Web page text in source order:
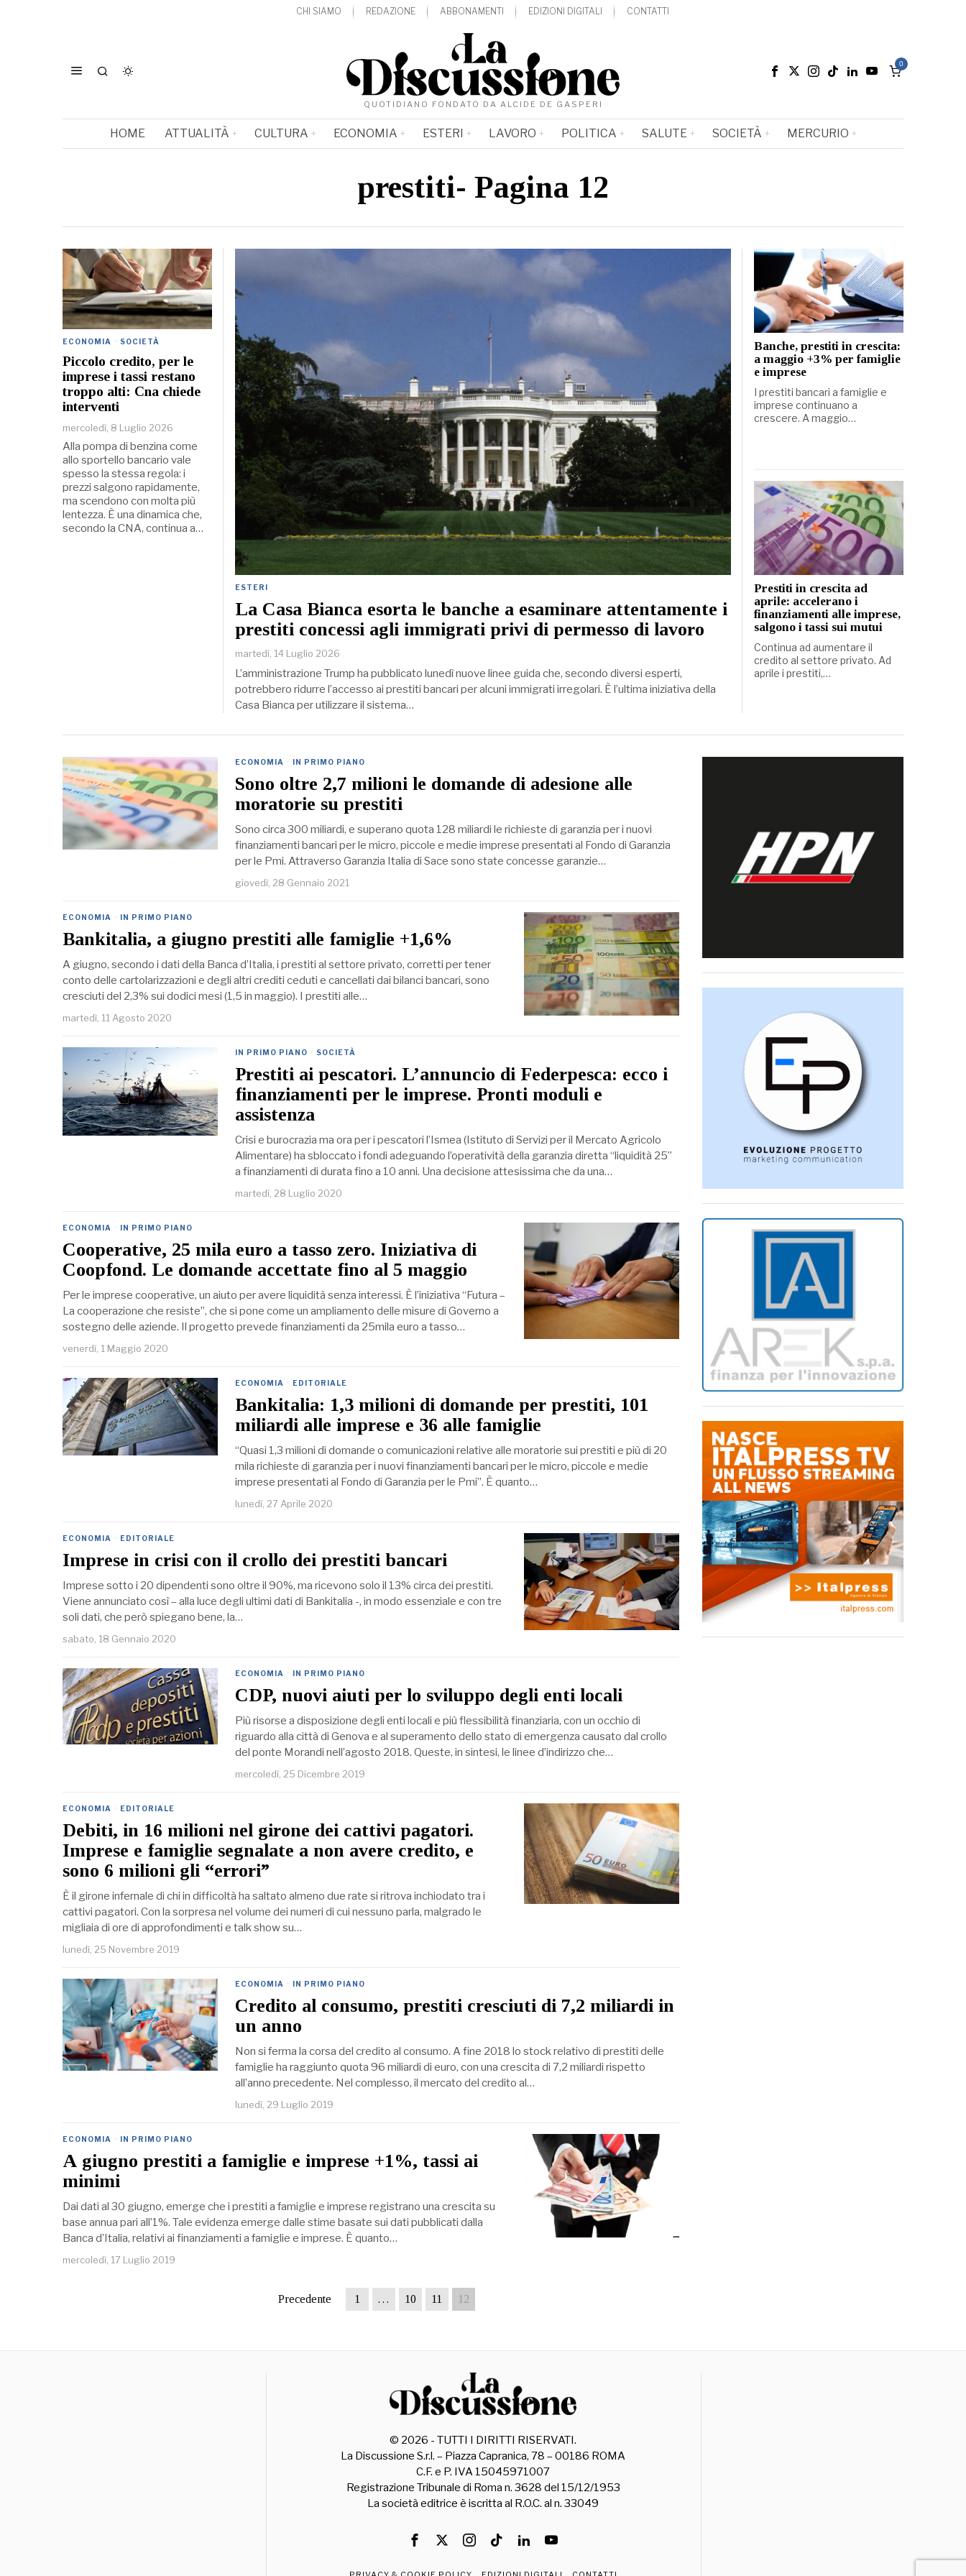
CHI SIAMO REDAZIONE ABBONAMENTI EDIZIONI DIGITALI CONTATTI
QUOTIDIANO FONDATO DA ALCIDE DE GASPERI
0
HOME ATTUALITÀ CULTURA ECONOMIA ESTERI LAVORO POLITICA SALUTE SOCIETÀ MERCURIO
prestiti- Pagina 12
ESTERI
La Casa Bianca esorta le banche a esaminare attentamente i
prestiti concessi agli immigrati privi di permesso di lavoro
martedì, 14 Luglio 2026
L’amministrazione Trump ha pubblicato lunedì nuove linee guida che, secondo diversi esperti,
potrebbero ridurre l’accesso ai prestiti bancari per alcuni immigrati irregolari. È l’ultima iniziativa della
Casa Bianca per utilizzare il sistema…
ECONOMIA · SOCIETÀ
Piccolo credito, per le
imprese i tassi restano
troppo alti: Cna chiede
interventi
mercoledì, 8 Luglio 2026
Alla pompa di benzina come
allo sportello bancario vale
spesso la stessa regola: i
prezzi salgono rapidamente,
ma scendono con molta più
lentezza. È una dinamica che,
secondo la CNA, continua a…
Banche, prestiti in crescita:
a maggio +3% per famiglie
e imprese
I prestiti bancari a famiglie e
imprese continuano a
crescere. A maggio…
Prestiti in crescita ad
aprile: accelerano i
finanziamenti alle imprese,
salgono i tassi sui mutui
Continua ad aumentare il
credito al settore privato. Ad
aprile i prestiti,…
ECONOMIA · IN PRIMO PIANO
Sono oltre 2,7 milioni le domande di adesione alle
moratorie su prestiti
Sono circa 300 miliardi, e superano quota 128 miliardi le richieste di garanzia per i nuovi
finanziamenti bancari per le micro, piccole e medie imprese presentati al Fondo di Garanzia
per le Pmi. Attraverso Garanzia Italia di Sace sono state concesse garanzie…
giovedì, 28 Gennaio 2021
ECONOMIA · IN PRIMO PIANO
Bankitalia, a giugno prestiti alle famiglie +1,6%
A giugno, secondo i dati della Banca d’Italia, i prestiti al settore privato, corretti per tener
conto delle cartolarizzazioni e degli altri crediti ceduti e cancellati dai bilanci bancari, sono
cresciuti del 2,3% sui dodici mesi (1,5 in maggio). I prestiti alle…
martedì, 11 Agosto 2020
IN PRIMO PIANO · SOCIETÀ
Prestiti ai pescatori. L’annuncio di Federpesca: ecco i
finanziamenti per le imprese. Pronti moduli e
assistenza
Crisi e burocrazia ma ora per i pescatori l’Ismea (Istituto di Servizi per il Mercato Agricolo
Alimentare) ha sbloccato i fondi adeguando l’operatività della garanzia diretta “liquidità 25”
a finanziamenti di durata fino a 10 anni. Una decisione attesissima che da una…
martedì, 28 Luglio 2020
ECONOMIA · IN PRIMO PIANO
Cooperative, 25 mila euro a tasso zero. Iniziativa di
Coopfond. Le domande accettate fino al 5 maggio
Per le imprese cooperative, un aiuto per avere liquidità senza interessi. È l’iniziativa “Futura –
La cooperazione che resiste”, che si pone come un ampliamento delle misure di Governo a
sostegno delle aziende. Il progetto prevede finanziamenti da 25mila euro a tasso…
venerdì, 1 Maggio 2020
ECONOMIA · EDITORIALE
Bankitalia: 1,3 milioni di domande per prestiti, 101
miliardi alle imprese e 36 alle famiglie
“Quasi 1,3 milioni di domande o comunicazioni relative alle moratorie sui prestiti e più di 20
mila richieste di garanzia per i nuovi finanziamenti bancari per le micro, piccole e medie
imprese presentati al Fondo di Garanzia per le Pmi”. È quanto…
lunedì, 27 Aprile 2020
ECONOMIA · EDITORIALE
Imprese in crisi con il crollo dei prestiti bancari
Imprese sotto i 20 dipendenti sono oltre il 90%, ma ricevono solo il 13% circa dei prestiti.
Viene annunciato così – alla luce degli ultimi dati di Bankitalia -, in modo essenziale e con tre
soli dati, che però spiegano bene, la…
sabato, 18 Gennaio 2020
ECONOMIA · IN PRIMO PIANO
CDP, nuovi aiuti per lo sviluppo degli enti locali
Più risorse a disposizione degli enti locali e più flessibilità finanziaria, con un occhio di
riguardo alla città di Genova e al superamento dello stato di emergenza causato dal crollo
del ponte Morandi nell’agosto 2018. Queste, in sintesi, le linee d’indirizzo che…
mercoledì, 25 Dicembre 2019
ECONOMIA · EDITORIALE
Debiti, in 16 milioni nel girone dei cattivi pagatori.
Imprese e famiglie segnalate a non avere credito, e
sono 6 milioni gli “errori”
È il girone infernale di chi in difficoltà ha saltato almeno due rate si ritrova inchiodato tra i
cattivi pagatori. Con la sorpresa nel volume dei numeri di cui nessuno parla, malgrado le
migliaia di ore di approfondimenti e talk show su…
lunedì, 25 Novembre 2019
ECONOMIA · IN PRIMO PIANO
Credito al consumo, prestiti cresciuti di 7,2 miliardi in
un anno
Non si ferma la corsa del credito al consumo. A fine 2018 lo stock relativo di prestiti delle
famiglie ha raggiunto quota 96 miliardi di euro, con una crescita di 7,2 miliardi rispetto
all’anno precedente. Nel complesso, il mercato del credito al…
lunedì, 29 Luglio 2019
ECONOMIA · IN PRIMO PIANO
A giugno prestiti a famiglie e imprese +1%, tassi ai
minimi
Dai dati al 30 giugno, emerge che i prestiti a famiglie e imprese registrano una crescita su
base annua pari all’1%. Tale evidenza emerge dalle stime basate sui dati pubblicati dalla
Banca d’Italia, relativi ai finanziamenti a famiglie e imprese. È quanto…
mercoledì, 17 Luglio 2019
Precedente 1 … 10 11 12
© 2026 - TUTTI I DIRITTI RISERVATI.
La Discussione S.r.l. – Piazza Capranica, 78 – 00186 ROMA
C.F. e P. IVA 15045971007
Registrazione Tribunale di Roma n. 3628 del 15/12/1953
La società editrice è iscritta al R.O.C. al n. 33049